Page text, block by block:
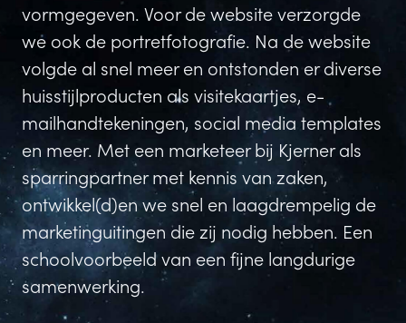
vormgegeven. Voor de website verzorgde
we ook de portretfotografie. Na de website
volgde al snel meer en ontstonden er diverse
huisstijlproducten als visitekaartjes, e-
mailhandtekeningen, social media templates
en meer. Met een marketeer bij Kjerner als
sparringpartner met kennis van zaken,
ontwikkel(d)en we snel en laagdrempelig de
marketinguitingen die zij nodig hebben. Een
schoolvoorbeeld van een fijne langdurige
samenwerking.